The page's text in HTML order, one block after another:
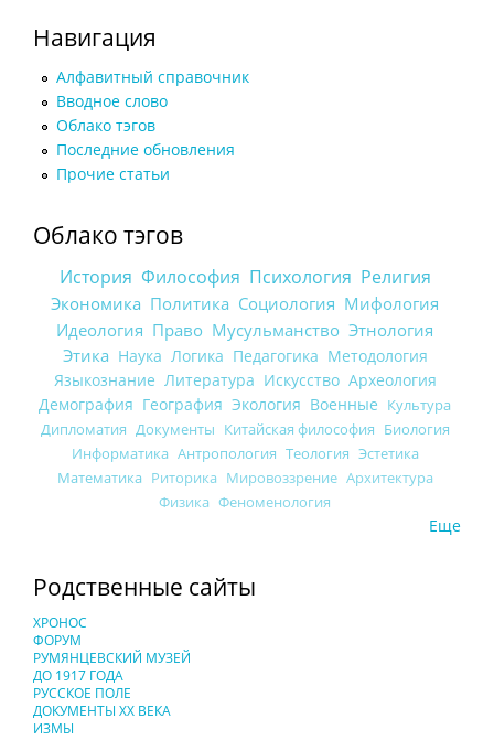
Навигация
Алфавитный справочник
Вводное слово
Облако тэгов
Последние обновления
Прочие статьи
Облако тэгов
История Философия Психология Религия
Экономика Политика Социология Мифология
Идеология Право Мусульманство Этнология
Этика Наука Логика Педагогика Методология
Языкознание Литература Искусство Археология
Демография География Экология Военные Культура
Дипломатия Документы Китайская философия Биология
Информатика Антропология Теология Эстетика
Математика Риторика Мировоззрение Архитектура
Физика Феноменология
Еще
Родственные сайты
ХРОНОС
ФОРУМ
РУМЯНЦЕВСКИЙ МУЗЕЙ
ДО 1917 ГОДА
РУССКОЕ ПОЛЕ
ДОКУМЕНТЫ XX ВЕКА
ИЗМЫ